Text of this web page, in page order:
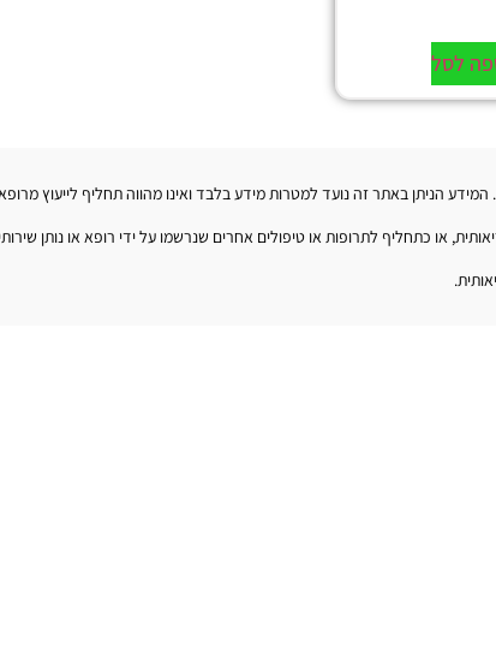
לסל
המידע הניתן באתר זה נועד למטרות מידע בלבד ואינו מהווה תחליף לייעוץ
או כתחליף לתרופות או טיפולים אחרים שנרשמו על ידי רופא או נותן